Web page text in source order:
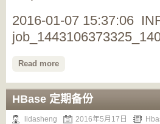
2016-01-07 15:37:06
Read more
HBase 定期备份
lidasheng 2016年5月17日